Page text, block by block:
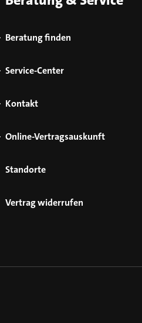
Beratung finden
Service-Center
Kontakt
Online-Vertragsauskunft
Standorte
Vertrag widerrufen